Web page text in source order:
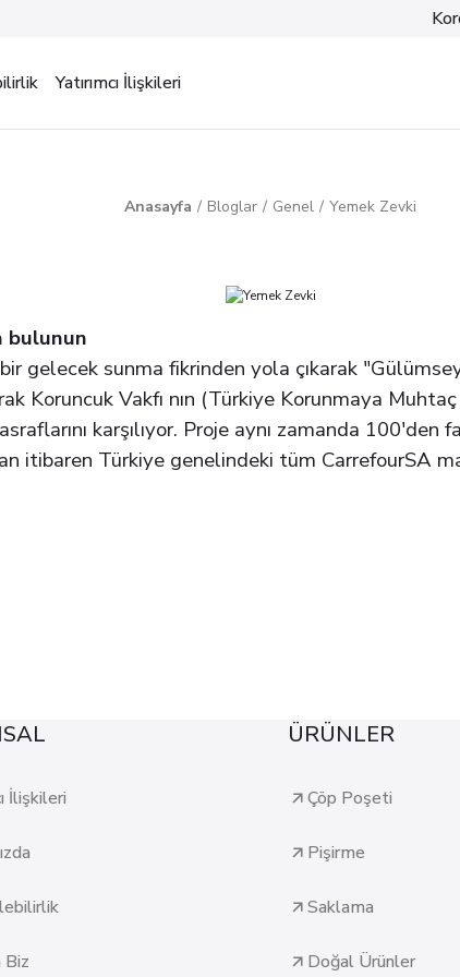
Yatırımcı İlişkileri
Anasayfa Bloglar Genel Yemek Zevki
bulunun
gelecek sunma fikrinden yola çıkarak
Koruncuk Vakfı nın (Türkiye Korunmaya
karşılıyor. Proje aynı zamanda
itibaren Türkiye genelindeki tüm CarrefourSA
İlişkileri
Biz
ÜRÜNLER
Çöp Poşeti
Pişirme
Saklama
Doğal Ürünler